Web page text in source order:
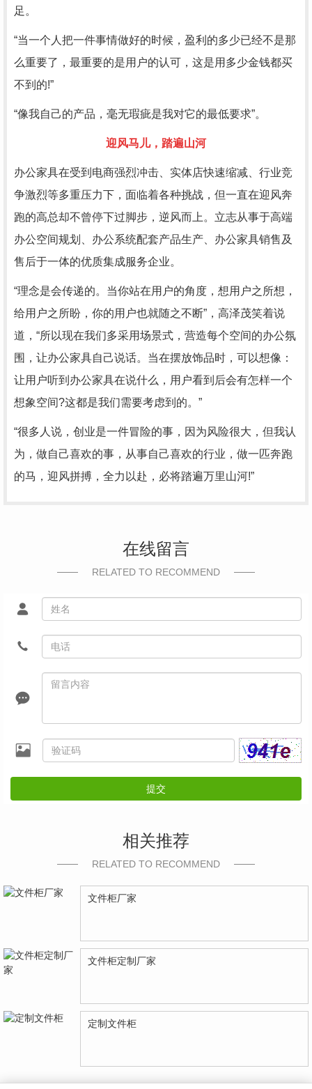
足。
“当一个人把一件事情做好的时候，盈利的多少已经不是那
么重要了，最重要的是用户的认可，这是用多少金钱都买
不到的!”
“像我自己的产品，毫无瑕疵是我对它的最低要求”。
迎风马儿，踏遍山河
办公家具在受到电商强烈冲击、实体店快速缩减、行业竞
争激烈等多重压力下，面临着各种挑战，但一直在迎风奔
跑的高总却不曾停下过脚步，逆风而上。立志从事于高端
办公空间规划、办公系统配套产品生产、办公家具销售及
售后于一体的优质集成服务企业。
“理念是会传递的。当你站在用户的角度，想用户之所想，
给用户之所盼，你的用户也就随之不断”，高泽茂笑着说
道，“所以现在我们多采用场景式，营造每个空间的办公氛
围，让办公家具自己说话。当在摆放饰品时，可以想像：
让用户听到办公家具在说什么，用户看到后会有怎样一个
想象空间?这都是我们需要考虑到的。”
“很多人说，创业是一件冒险的事，因为风险很大，但我认
为，做自己喜欢的事，从事自己喜欢的行业，做一匹奔跑
的马，迎风拼搏，全力以赴，必将踏遍万里山河!”
在线留言
RELATED TO RECOMMEND
提交
相关推荐
RELATED TO RECOMMEND
文件柜厂家
文件柜定制厂家
定制文件柜